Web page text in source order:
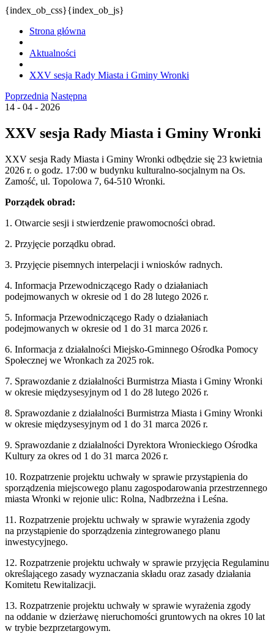
{index_ob_css}{index_ob_js}
Strona główna
Aktualności
XXV sesja Rady Miasta i Gminy Wronki
Poprzednia Następna
14 - 04 - 2026
XXV sesja Rady Miasta i Gminy Wronki
XXV sesja Rady Miasta i Gminy Wronki odbędzie się 23 kwietnia
2026 r. o godz. 17:00 w budynku kulturalno-socjalnym na Os.
Zamość, ul. Topolowa 7, 64-510 Wronki.
Porządek obrad:
1. Otwarcie sesji i stwierdzenie prawomocności obrad.
2. Przyjęcie porządku obrad.
3. Przyjęcie pisemnych interpelacji i wniosków radnych.
4. Informacja Przewodniczącego Rady o działaniach
podejmowanych w okresie od 1 do 28 lutego 2026 r.
5. Informacja Przewodniczącego Rady o działaniach
podejmowanych w okresie od 1 do 31 marca 2026 r.
6. Informacja z działalności Miejsko-Gminnego Ośrodka Pomocy
Społecznej we Wronkach za 2025 rok.
7. Sprawozdanie z działalności Burmistrza Miasta i Gminy Wronki
w okresie międzysesyjnym od 1 do 28 lutego 2026 r.
8. Sprawozdanie z działalności Burmistrza Miasta i Gminy Wronki
w okresie międzysesyjnym od 1 do 31 marca 2026 r.
9. Sprawozdanie z działalności Dyrektora Wronieckiego Ośrodka
Kultury za okres od 1 do 31 marca 2026 r.
10. Rozpatrzenie projektu uchwały w sprawie przystąpienia do
sporządzenia miejscowego planu zagospodarowania przestrzennego
miasta Wronki w rejonie ulic: Rolna, Nadbrzeżna i Leśna.
11. Rozpatrzenie projektu uchwały w sprawie wyrażenia zgody
na przystąpienie do sporządzenia zintegrowanego planu
inwestycyjnego.
12. Rozpatrzenie projektu uchwały w sprawie przyjęcia Regulaminu
określającego zasady wyznaczania składu oraz zasady działania
Komitetu Rewitalizacji.
13. Rozpatrzenie projektu uchwały w sprawie wyrażenia zgody
na oddanie w dzierżawę nieruchomości gruntowych na okres 10 lat
w trybie bezprzetargowym.